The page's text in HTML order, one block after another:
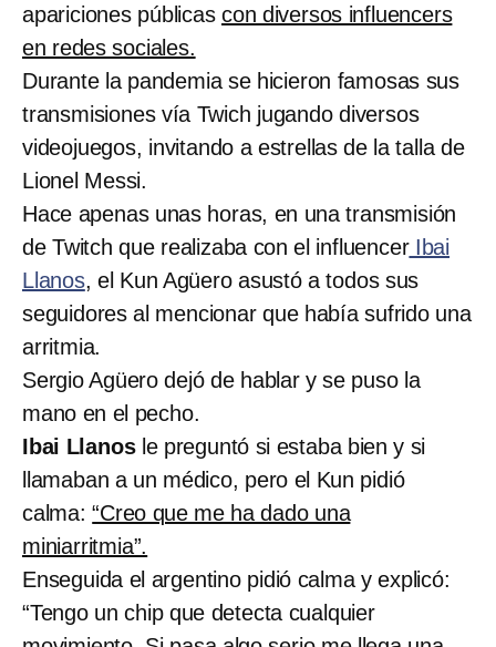
apariciones públicascon diversos influencers
en redes sociales.
Durante la pandemia se hicieron famosas sus
transmisiones vía Twich jugando diversos
videojuegos, invitando a estrellas de la talla de
Lionel Messi.
Hace apenas unas horas, en una transmisión
de Twitch que realizaba con el influencerIbai
Llanos, el Kun Agüero asustó a todos sus
seguidores al mencionar que había sufrido una
arritmia.
Sergio Agüero dejó de hablar y se puso la
mano en el pecho.
Ibai Llanosle preguntó si estaba bien y si
llamaban a un médico, pero el Kun pidió
calma:“Creo que me ha dado una
miniarritmia”.
Enseguida el argentino pidió calma y explicó:
“Tengo un chip que detecta cualquier